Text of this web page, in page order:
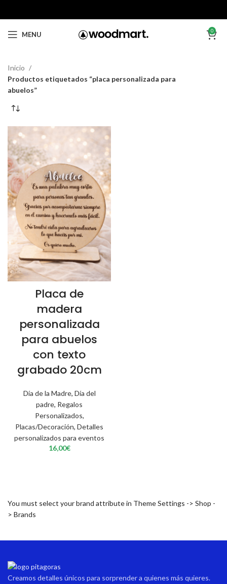
MENU 0
Inicio
Productos etiquetados “placa personalizada para
abuelos”
Placa de
madera
personalizada
para abuelos
con texto
grabado 20cm
Día de la Madre, Día del
padre, Regalos
Personalizados,
Placas/Decoración, Detalles
personalizados para eventos
16,00€
You must select your brand attribute in Theme Settings -> Shop -
> Brands
Creamos detalles únicos para sorprender a quienes más quieres.